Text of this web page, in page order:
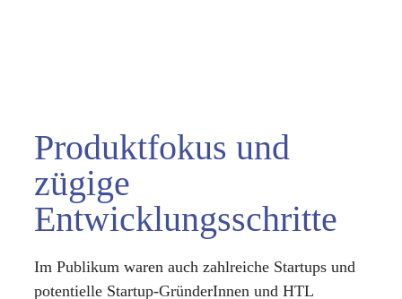
Produktfokus und
zügige
Entwicklungsschritte
Im Publikum waren auch zahlreiche Startups und
potentielle Startup-GründerInnen und HTL